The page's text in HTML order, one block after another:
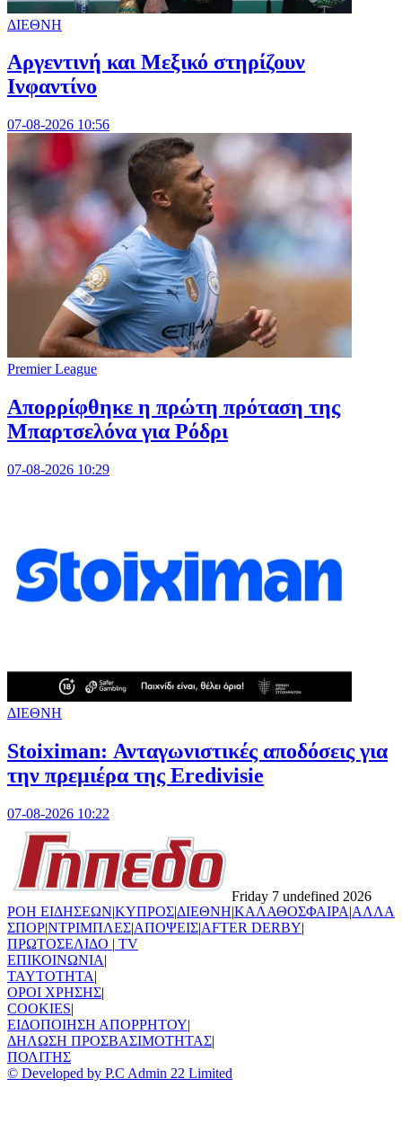
ΔΙΕΘΝΗ
Αργεντινή και Μεξικό στηρίζουν
Ινφαντίνο
07-08-2026 10:56
Premier League
Απορρίφθηκε η πρώτη πρόταση της
Μπαρτσελόνα για Ρόδρι
07-08-2026 10:29
ΔΙΕΘΝΗ
Stoiximan: Ανταγωνιστικές αποδόσεις για
την πρεμιέρα της Eredivisie
07-08-2026 10:22
Friday 7 undefined 2026
ΡΟΗ ΕΙΔΗΣΕΩΝ|ΚΥΠΡΟΣ|ΔΙΕΘΝΗ|ΚΑΛΑΘΟΣΦΑΙΡΑ|ΑΛΛΑ
ΣΠΟΡ|ΝΤΡΙΜΠΛΕΣ|ΑΠΟΨΕΙΣ|AFTER DERBY|
ΠΡΩΤΟΣΕΛΙΔΟ | TV
ΕΠΙΚΟΙΝΩΝΙΑ|
TAYTOTHTA|
ΟΡΟΙ ΧΡΗΣΗΣ|
COOKIES|
ΕΙΔΟΠΟΙΗΣΗ ΑΠΟΡΡΗΤΟΥ|
ΔΗΛΩΣΗ ΠΡΟΣΒΑΣΙΜΟΤΗΤΑΣ|
ΠΟΛΙΤΗΣ
© Developed by P.C Admin 22 Limited